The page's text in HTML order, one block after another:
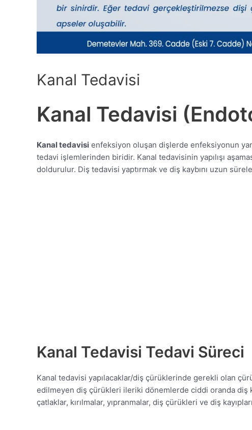
Kanal Tedavisi
Kanal Tedavisi
Kanal tedavisi enfeksiyon oluşan dişlerde enfeksiyonun
tedavi işlemlerinden biridir. Kanal tedavisinin yapılışı
doldurulur. Diş tedavisi yaptırmak ve diş kaybını uzun
Kanal Tedavisi Tedavi Süreci
Kanal tedavisi yapılacaklar/diş çürüklerinde gerekli olan
edilmeyen diş çürükleri ileriki dönemlerde ciddi oranda diş
çatlaklar, kırılmalar, yıpranmalar, diş çürükleri ve diş